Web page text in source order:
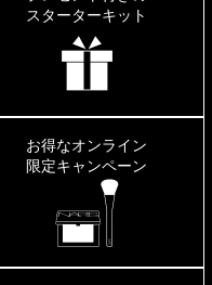
スターターキット
お得なオンライン
限定キャンペーン